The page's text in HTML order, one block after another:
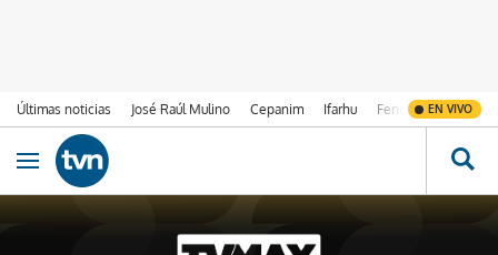
Últimas noticias José Raúl Mulino Cepanim Ifarhu Fenómeno de El
EN VIVO
Ir al contenido
Obrir navegació